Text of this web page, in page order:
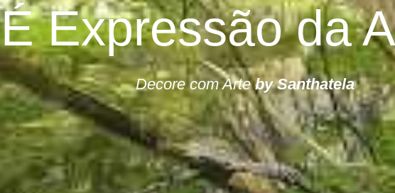
É Expressão da
Decore com Arteby Santhatela